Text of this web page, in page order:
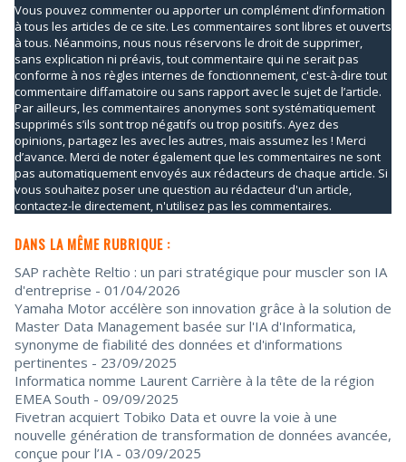
Vous pouvez commenter ou apporter un complément d’information
à tous les articles de ce site. Les commentaires sont libres et ouverts
à tous. Néanmoins, nous nous réservons le droit de supprimer,
sans explication ni préavis, tout commentaire qui ne serait pas
conforme à nos règles internes de fonctionnement, c'est-à-dire tout
commentaire diffamatoire ou sans rapport avec le sujet de l’article.
Par ailleurs, les commentaires anonymes sont systématiquement
supprimés s’ils sont trop négatifs ou trop positifs. Ayez des
opinions, partagez les avec les autres, mais assumez les ! Merci
d’avance. Merci de noter également que les commentaires ne sont
pas automatiquement envoyés aux rédacteurs de chaque article. Si
vous souhaitez poser une question au rédacteur d'un article,
contactez-le directement, n'utilisez pas les commentaires.
DANS LA MÊME RUBRIQUE :
SAP rachète Reltio : un pari stratégique pour muscler son IA
d'entreprise - 01/04/2026
Yamaha Motor accélère son innovation grâce à la solution de
Master Data Management basée sur l'IA d'Informatica,
synonyme de fiabilité des données et d'informations
pertinentes - 23/09/2025
Informatica nomme Laurent Carrière à la tête de la région
EMEA South - 09/09/2025
Fivetran acquiert Tobiko Data et ouvre la voie à une
nouvelle génération de transformation de données avancée,
conçue pour l’IA - 03/09/2025